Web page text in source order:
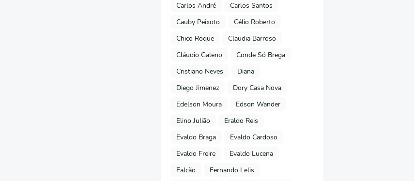
Carlos André
Carlos Santos
Cauby Peixoto
Célio Roberto
Chico Roque
Claudia Barroso
Cláudio Galeno
Conde Só Brega
Cristiano Neves
Diana
Diego Jimenez
Dory Casa Nova
Edelson Moura
Edson Wander
Elino Julião
Eraldo Reis
Evaldo Braga
Evaldo Cardoso
Evaldo Freire
Evaldo Lucena
Falcão
Fernando Lelis